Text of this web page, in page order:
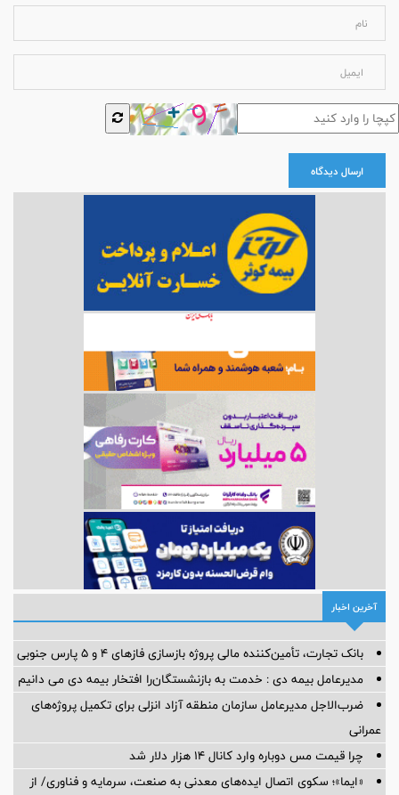
ارسال دیدگاه
آخرین اخبار
بانک تجارت، تأمین‌کننده مالی پروژه بازسازی فازهای ۴ و ۵ پارس جنوبی
مدیرعامل بیمه دی : خدمت به بازنشستگان‌را افتخار بیمه دی می دانیم
ضرب‌الاجل مدیرعامل سازمان منطقه آزاد انزلی برای تكمیل پروژه‌های
عمرانی
چرا قیمت مس دوباره وارد کانال ۱۴ هزار دلار شد
«ایما»؛ سکوی اتصال ایده‌های معدنی به صنعت، سرمایه و فناوری/ از